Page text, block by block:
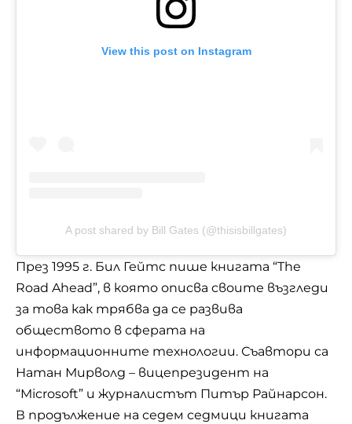
View this post on Instagram
A post shared by Bill Gates (@thisisbillgates)
През 1995 г. Бил Гейтс пише книгата “The
Road Ahead”, в която описва своите възгледи
за това как трябва да се развива
обществото в сферата на
информационните технологии. Съавтори са
Натан Мирволд – вицепрезидент на
“Microsoft” и журналистът Питър Райнарсон.
В продължение на седем седмици книгата